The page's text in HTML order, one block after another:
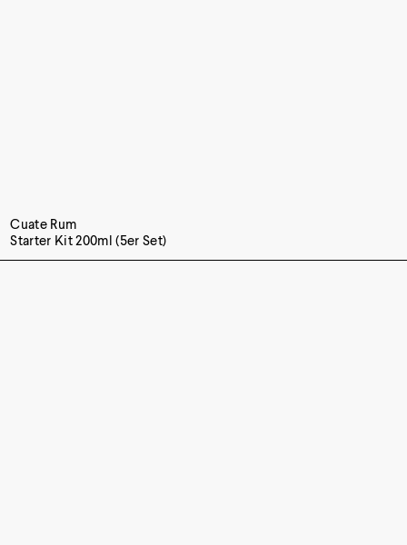
Cuate Rum
Starter Kit 200ml (5er Set)